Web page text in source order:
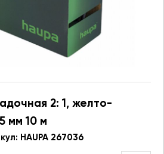
2: 1, желто-
мм 10 м
HAUPA 267036